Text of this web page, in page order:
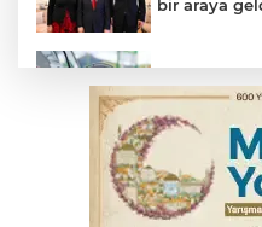
bir araya
yansıyacak
YENİ Parti
Çerçeve